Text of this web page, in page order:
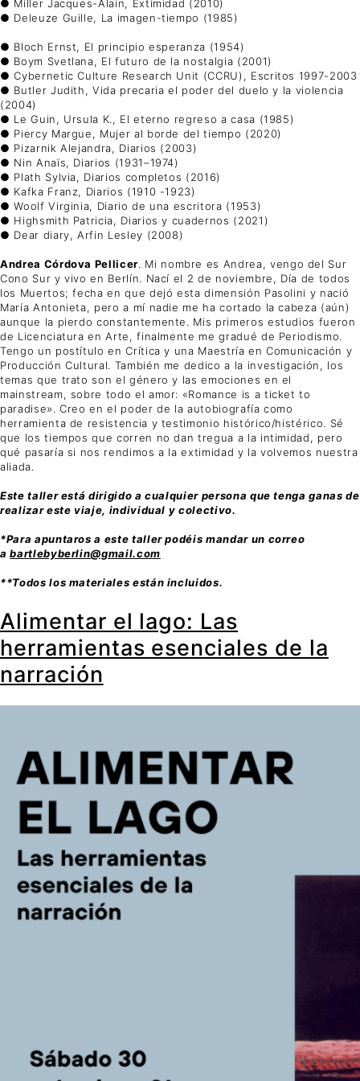
● Miller Jacques-Alain, Extimidad (2010)
● Deleuze Guille, La imagen-tiempo (1985)
● Bloch Ernst, El principio esperanza (1954)
● Boym Svetlana, El futuro de la nostalgia (2001)
● Cybernetic Culture Research Unit (CCRU), Escritos 1997-2003
● Butler Judith, Vida precaria el poder del duelo y la violencia
(2004)
● Le Guin, Ursula K., El eterno regreso a casa (1985)
● Piercy Margue, Mujer al borde del tiempo (2020)
● Pizarnik Alejandra, Diarios (2003)
● Nin Anaïs, Diarios (1931–1974)
● Plath Sylvia, Diarios completos (2016)
● Kafka Franz, Diarios (1910 -1923)
● Woolf Virginia, Diario de una escritora (1953)
● Highsmith Patricia, Diarios y cuadernos (2021)
● Dear diary, Arfin Lesley (2008)
Andrea Córdova Pellicer. Mi nombre es Andrea, vengo del Sur
Cono Sur y vivo en Berlín. Nací el 2 de noviembre, Día de todos
los Muertos; fecha en que dejó esta dimensión Pasolini y nació
María Antonieta, pero a mí nadie me ha cortado la cabeza (aún)
aunque la pierdo constantemente. Mis primeros estudios fueron
de Licenciatura en Arte, finalmente me gradué de Periodismo.
Tengo un postítulo en Crítica y una Maestría en Comunicación y
Producción Cultural. También me dedico a la investigación, los
temas que trato son el género y las emociones en el
mainstream, sobre todo el amor: «Romance is a ticket to
paradise». Creo en el poder de la autobiografía como
herramienta de resistencia y testimonio histórico/histérico. Sé
que los tiempos que corren no dan tregua a la intimidad, pero
qué pasaría si nos rendimos a la extimidad y la volvemos nuestra
aliada.
Este taller está dirigido a cualquier persona que tenga ganas de
realizar este viaje, individual y colectivo.
*Para apuntaros a este taller podéis mandar un correo
abartlebyberlin@gmail.com
**Todos los materiales están incluidos.
Alimentar el lago: Las
herramientas esenciales de la
narración